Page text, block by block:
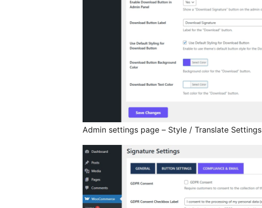
Admin settings page – Style / Translate Settings